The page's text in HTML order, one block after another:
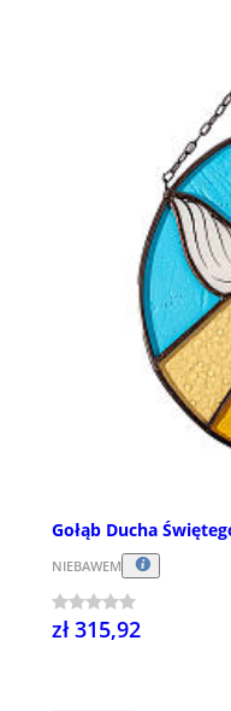
Gołąb Ducha
NIEBAWEM
zł 315,92